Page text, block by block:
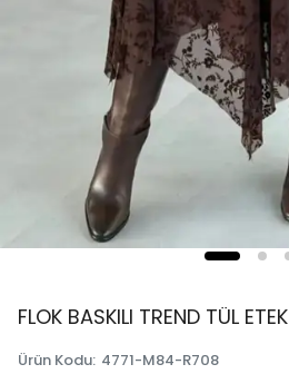
FLOK BASKILI TREND TÜL ETEK
Ürün Kodu: 4771-M84-R708